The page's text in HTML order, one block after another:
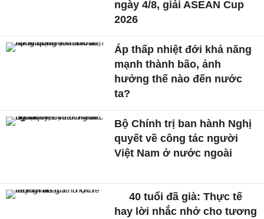
ngày 4/8, giải ASEAN Cup
2026
Áp thấp nhiệt đới khả năng
mạnh thành bão, ảnh
hưởng thế nào đến nước
ta?
Bộ Chính trị ban hành Nghị
quyết về công tác người
Việt Nam ở nước ngoài
40 tuổi đã già: Thực tế
hay lời nhắc nhở cho tương